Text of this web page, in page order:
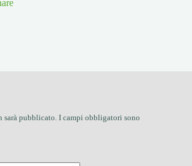
sarà pubblicato. I campi obbligatori sono